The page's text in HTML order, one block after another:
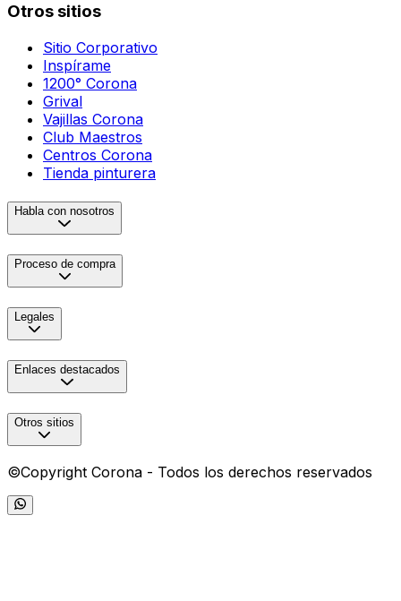
Otros sitios
Sitio Corporativo
Inspírame
1200° Corona
Grival
Vajillas Corona
Club Maestros
Centros Corona
Tienda pinturera
Habla con nosotros
Proceso de compra
Legales
Enlaces destacados
Otros sitios
©Copyright Corona - Todos los derechos reservados